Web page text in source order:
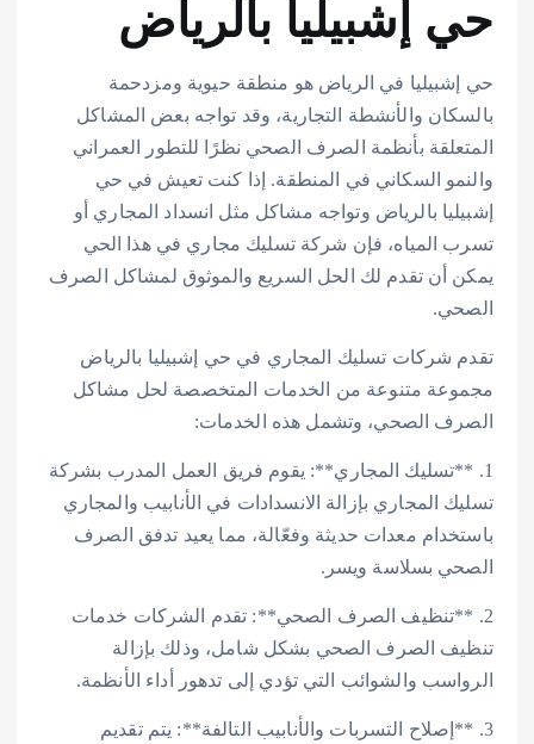
حي إشبيليا بالرياض
حي إشبيليا في الرياض هو منطقة حيوية ومزدحمة
بالسكان والأنشطة التجارية، وقد تواجه بعض المشاكل
المتعلقة بأنظمة الصرف الصحي نظرًا للتطور العمراني
والنمو السكاني في المنطقة. إذا كنت تعيش في حي
إشبيليا بالرياض وتواجه مشاكل مثل انسداد المجاري أو
تسرب المياه، فإن شركة تسليك مجاري في هذا الحي
يمكن أن تقدم لك الحل السريع والموثوق لمشاكل الصرف
الصحي.
تقدم شركات تسليك المجاري في حي إشبيليا بالرياض
مجموعة متنوعة من الخدمات المتخصصة لحل مشاكل
الصرف الصحي، وتشمل هذه الخدمات:
1. **تسليك المجاري**: يقوم فريق العمل المدرب بشركة
تسليك المجاري بإزالة الانسدادات في الأنابيب والمجاري
باستخدام معدات حديثة وفعّالة، مما يعيد تدفق الصرف
الصحي بسلاسة ويسر.
2. **تنظيف الصرف الصحي**: تقدم الشركات خدمات
تنظيف الصرف الصحي بشكل شامل، وذلك بإزالة
الرواسب والشوائب التي تؤدي إلى تدهور أداء الأنظمة.
3. **إصلاح التسربات والأنابيب التالفة**: يتم تقديم